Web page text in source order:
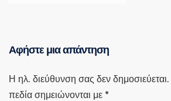
Αφήστε μια απάντηση
Η ηλ. διεύθυνση σας δεν δημοσιεύεται.
πεδία σημειώνονται με *